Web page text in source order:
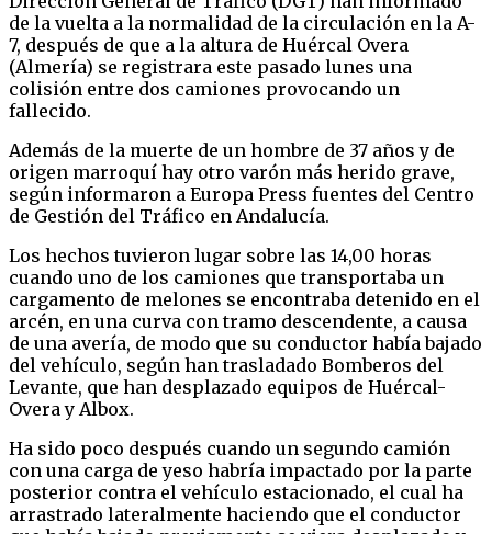
de la vuelta a la normalidad de la circulación en la A-
7, después de que a la altura de Huércal Overa
(Almería) se registrara este pasado lunes una
colisión entre dos camiones provocando un
fallecido.
Además de la muerte de un hombre de 37 años y de
origen marroquí hay otro varón más herido grave,
según informaron a Europa Press fuentes del Centro
de Gestión del Tráfico en Andalucía.
Los hechos tuvieron lugar sobre las 14,00 horas
cuando uno de los camiones que transportaba un
cargamento de melones se encontraba detenido en el
arcén, en una curva con tramo descendente, a causa
de una avería, de modo que su conductor había bajado
del vehículo, según han trasladado Bomberos del
Levante, que han desplazado equipos de Huércal-
Overa y Albox.
Ha sido poco después cuando un segundo camión
con una carga de yeso habría impactado por la parte
posterior contra el vehículo estacionado, el cual ha
arrastrado lateralmente haciendo que el conductor